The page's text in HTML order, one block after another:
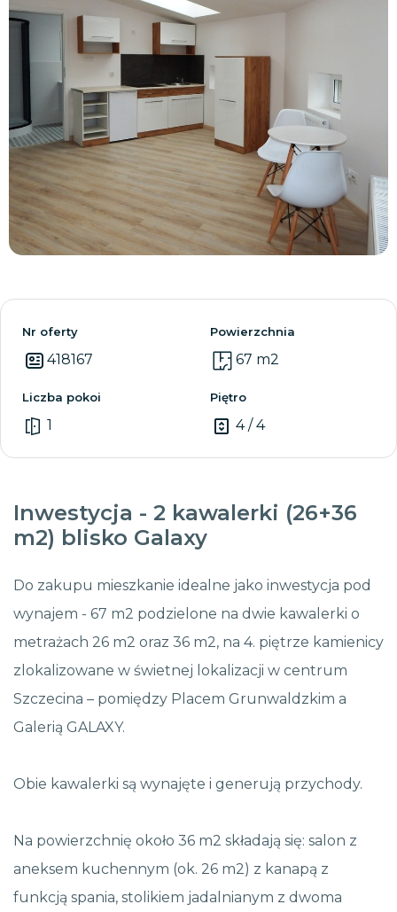
Zobacz wszystkie
Nr oferty
418167
Powierzchnia
67 m2
Liczba pokoi
1
Piętro
4 / 4
Inwestycja - 2 kawalerki (26+36
m2) blisko Galaxy
Do zakupu mieszkanie idealne jako inwestycja pod
wynajem - 67 m2 podzielone na dwie kawalerki o
metrażach 26 m2 oraz 36 m2, na 4. piętrze kamienicy
zlokalizowane w świetnej lokalizacji w centrum
Szczecina – pomiędzy Placem Grunwaldzkim a
Galerią GALAXY.
Obie kawalerki są wynajęte i generują przychody.
Na powierzchnię około 36 m2 składają się: salon z
aneksem kuchennym (ok. 26 m2) z kanapą z
funkcją spania, stolikiem jadalnianym z dwoma